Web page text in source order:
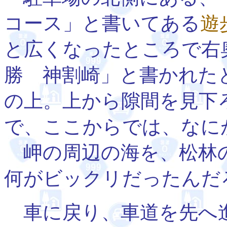
コース」と書いてある遊
と広くなったところで
勝 神割崎」と書かれた
の上。上から隙間を見
で、ここからでは、な
岬の周辺の海を、松林
何がビックリだったんだ
車に戻り、車道を先へ